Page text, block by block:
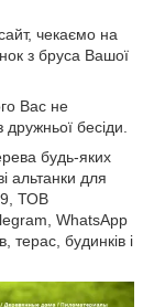
чекаємо на
з бруса Вашої
Вас не
дружньої бесіди.
будь-яких
альтанки для
ТОВ
WhatsApp
терас, будинків і